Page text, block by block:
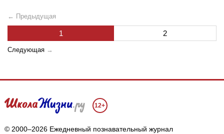
← Предыдущая
1 2
Следующая →
12+
© 2000–2026 Ежедневный познавательный журнал